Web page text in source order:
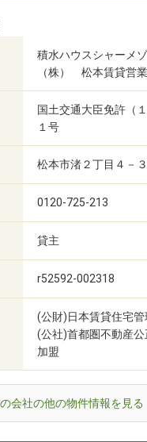
積水ハウスシャーメ
（株） 松本賃貸営
国土交通大臣免許（
１号
松本市渚２丁目４－３
0120-725-213
貸主
r52592-002318
(公財)日本賃貸住宅管
(公社)首都圏不動産
加盟
会社の他の物件情報を見る